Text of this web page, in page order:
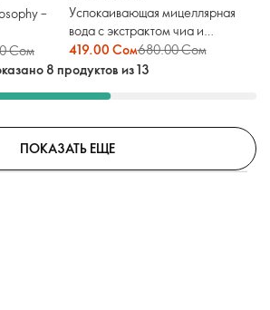
–
Сом
Успокаивающая мицеллярная
вода с экстрактом чиа и
органическим мёдом Love
Nature
419.00 Сом680.00 Сом
8 продуктов из 13
ПОКАЗАТЬ ЕЩЕ